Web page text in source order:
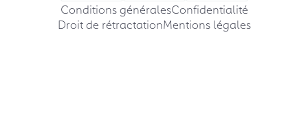
Conditions généralesConfidentialité
Droit de rétractationMentions légales